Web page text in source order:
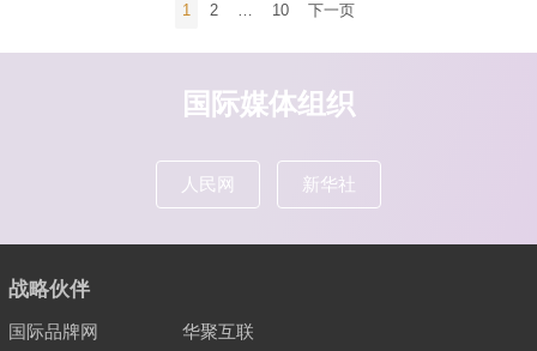
导
1 2 … 10 下一页
国际媒体组织
人民网 新华社
战略伙伴
国际品牌网 华聚互联